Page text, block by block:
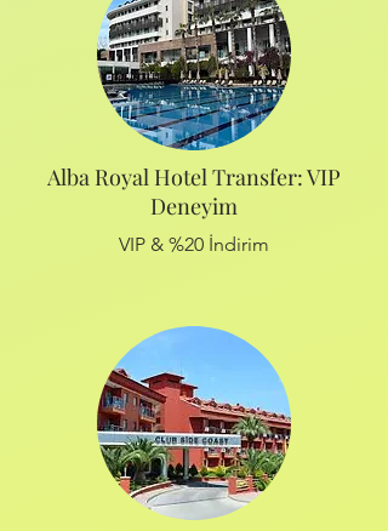
Alba Royal Hotel Transfer: VIP
Deneyim
VIP & %20 İndirim